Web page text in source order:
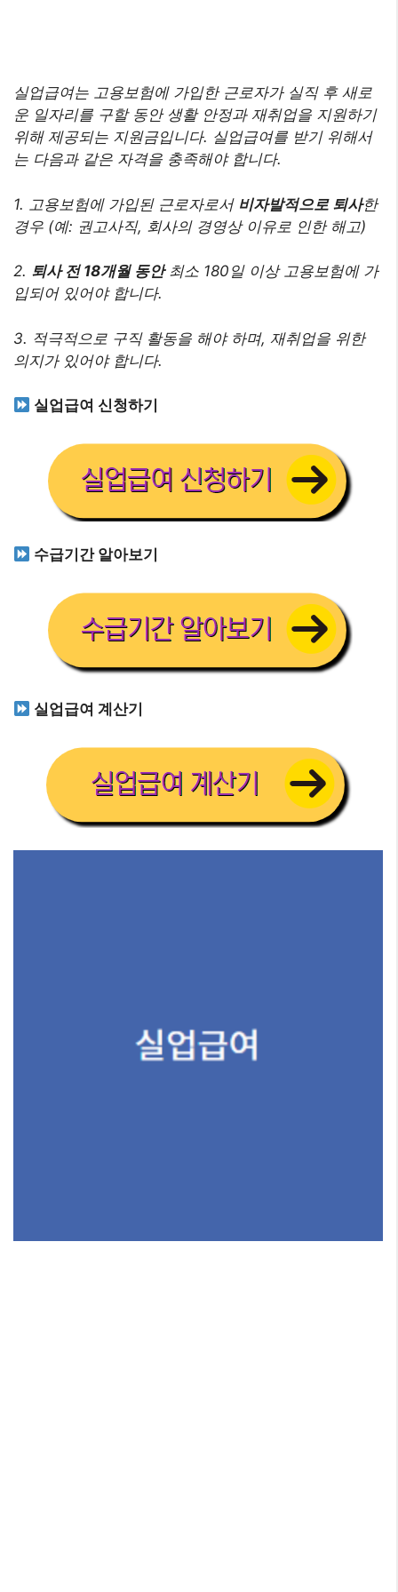
실업급여는 고용보험에 가입한 근로자가 실직 후 새로
운 일자리를 구할 동안 생활 안정과 재취업을 지원하기
위해 제공되는 지원금입니다. 실업급여를 받기 위해서
는 다음과 같은 자격을 충족해야 합니다.
1. 고용보험에 가입된 근로자로서 비자발적으로 퇴사한
경우 (예: 권고사직, 회사의 경영상 이유로 인한 해고)
2. 퇴사 전 18개월 동안최소 180일 이상 고용보험에 가
입되어 있어야 합니다.
3. 적극적으로 구직 활동을 해야 하며, 재취업을 위한
의지가 있어야 합니다.
실업급여 신청하기
수급기간 알아보기
실업급여 계산기